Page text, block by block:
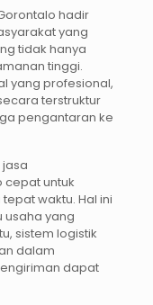
hadir
yang
tidak hanya
tinggi.
yang profesional,
terstruktur
pengantaran ke
untuk
waktu. Hal ini
usaha yang
sistem logistik
dalam
dapat